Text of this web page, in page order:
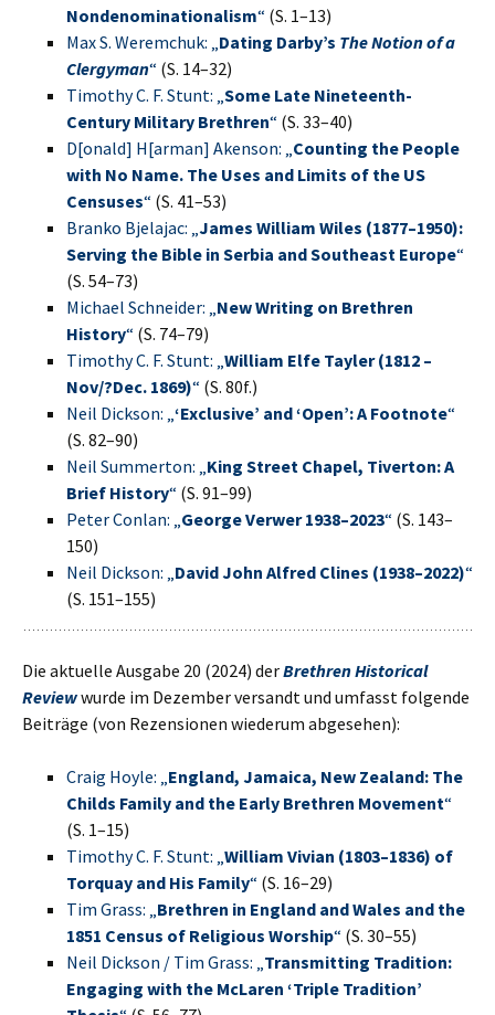
Nondenominationalism“ (S. 1–13)
Max S. Weremchuk: „Dating Darby’s The Notion of a
Clergyman“ (S. 14–32)
Timothy C. F. Stunt: „Some Late Nineteenth-
Century Military Brethren“ (S. 33–40)
D[onald] H[arman] Akenson: „Counting the People
with No Name. The Uses and Limits of the US
Censuses“ (S. 41–53)
Branko Bjelajac: „James William Wiles (1877–1950):
Serving the Bible in Serbia and Southeast Europe“
(S. 54–73)
Michael Schneider: „New Writing on Brethren
History“ (S. 74–79)
Timothy C. F. Stunt: „William Elfe Tayler (1812 –
Nov/?Dec. 1869)“ (S. 80f.)
Neil Dickson: „‘Exclusive’ and ‘Open’: A Footnote“
(S. 82–90)
Neil Summerton: „King Street Chapel, Tiverton: A
Brief History“ (S. 91–99)
Peter Conlan: „George Verwer 1938–2023“ (S. 143–
150)
Neil Dickson: „David John Alfred Clines (1938–2022)“
(S. 151–155)
Die aktuelle Ausgabe 20 (2024) derBrethren Historical
Reviewwurde im Dezember versandt und umfasst folgende
Beiträge (von Rezensionen wiederum abgesehen):
Craig Hoyle: „England, Jamaica, New Zealand: The
Childs Family and the Early Brethren Movement“
(S. 1–15)
Timothy C. F. Stunt: „William Vivian (1803–1836) of
Torquay and His Family“ (S. 16–29)
Tim Grass: „Brethren in England and Wales and the
1851 Census of Religious Worship“ (S. 30–55)
Neil Dickson / Tim Grass: „Transmitting Tradition:
Engaging with the McLaren ‘Triple Tradition’